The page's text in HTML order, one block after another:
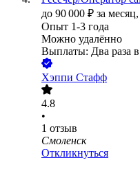
до 90 000 ₽ за месяц,
Опыт 1-3 года
Можно удалённо
Выплаты: Два раза
Хэппи Стафф
4.8
•
1 отзыв
Смоленск
Откликнуться